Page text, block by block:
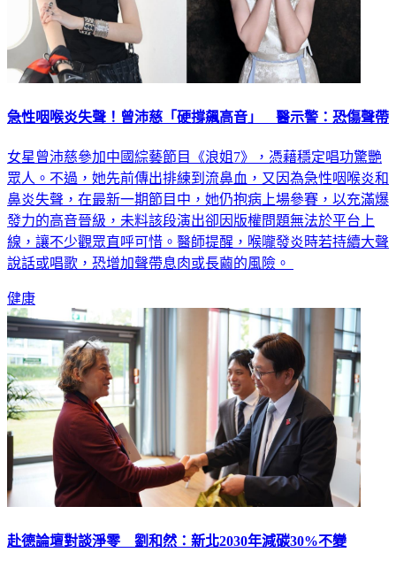
急性咽喉炎失聲！曾沛慈「硬撐飆高音」 醫示警：恐傷聲帶
女星曾沛慈參加中國綜藝節目《浪姐7》，憑藉穩定唱功驚艷
眾人。不過，她先前傳出排練到流鼻血，又因為急性咽喉炎和
鼻炎失聲，在最新一期節目中，她仍抱病上場參賽，以充滿爆
發力的高音晉級，未料該段演出卻因版權問題無法於平台上
線，讓不少觀眾直呼可惜。醫師提醒，喉嚨發炎時若持續大聲
說話或唱歌，恐增加聲帶息肉或長繭的風險。
健康
赴德論壇對談淨零 劉和然：新北2030年減碳30%不變